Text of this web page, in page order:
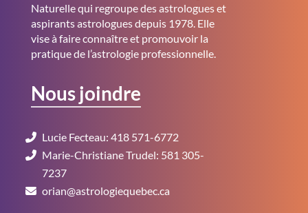
Naturelle qui regroupe des astrologues et
aspirants astrologues depuis 1978. Elle
vise à faire connaître et promouvoir la
pratique de l’astrologie professionnelle.
Nous joindre
Lucie Fecteau: 418 571-6772
Marie-Christiane Trudel: 581 305-
7237
orian@astrologiequebec.ca